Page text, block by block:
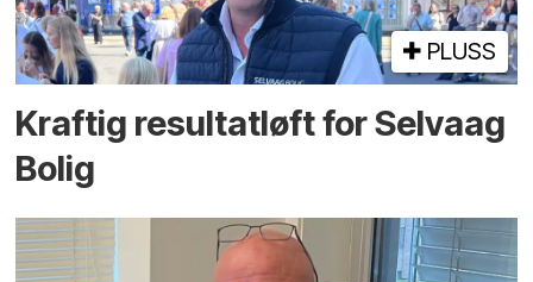
PLUSS
Kraftig resultatløft for Selvaag
Bolig